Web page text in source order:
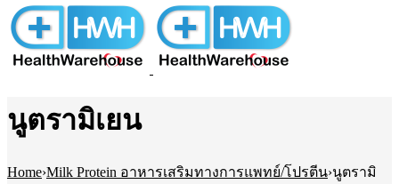
นูตรามิเยน
Home›Milk Protein อาหารเสริมทางการแพทย์/โปรตีน›นูตรามิ